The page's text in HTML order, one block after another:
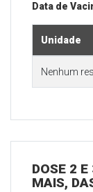
Data de
Unidade
Nenhum
DOSE 2
MAIS,